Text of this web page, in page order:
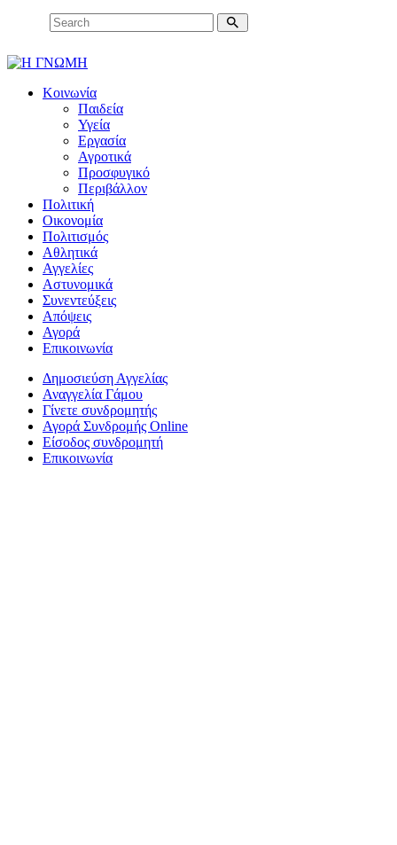
Κοινωνία
Παιδεία
Υγεία
Εργασία
Αγροτικά
Προσφυγικό
Περιβάλλον
Πολιτική
Οικονομία
Πολιτισμός
Αθλητικά
Αγγελίες
Αστυνομικά
Συνεντεύξεις
Απόψεις
Αγορά
Επικοινωνία
Δημοσιεύση Αγγελίας
Αναγγελία Γάμου
Γίνετε συνδρομητής
Αγορά Συνδρομής Online
Είσοδος συνδρομητή
Επικοινωνία